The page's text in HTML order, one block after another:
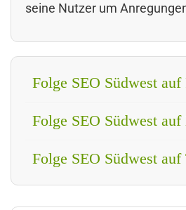
seine Nutzer um
Folge SEO Südwest auf
Folge SEO Südwest
Folge SEO Südwest